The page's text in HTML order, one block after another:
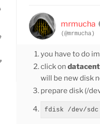
mrmucha
(@mrmucha)
you have to do
click on
will be new disk
prepare disk (/
fdisk /dev/sdc